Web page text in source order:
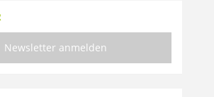
Newsletter anmelden